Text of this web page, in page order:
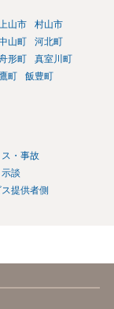
力がないと具体的
への事前の仮差押
いただくことをお
山市
村山市
山町
河北町
形町
真室川町
町
飯豊町
・事故
示談
提供者側